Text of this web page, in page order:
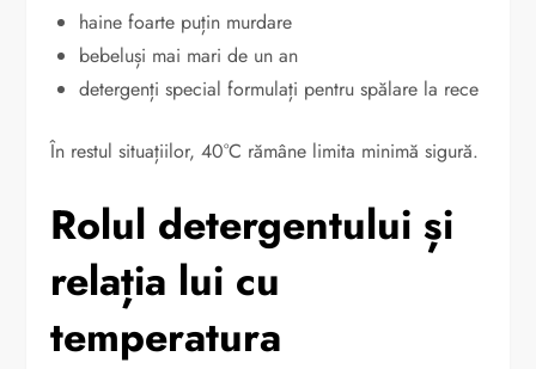
haine foarte puțin murdare
bebeluși mai mari de un an
detergenți special formulați pentru spălare la rece
În restul situațiilor, 40°C rămâne limita minimă sigură.
Rolul detergentului și
relația lui cu
temperatura